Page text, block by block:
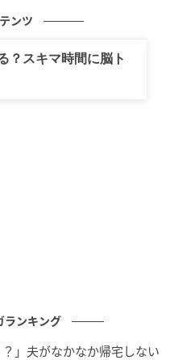
ンツ
？スキマ時間に脳ト
ランキング
」夫がなかなか帰宅しない